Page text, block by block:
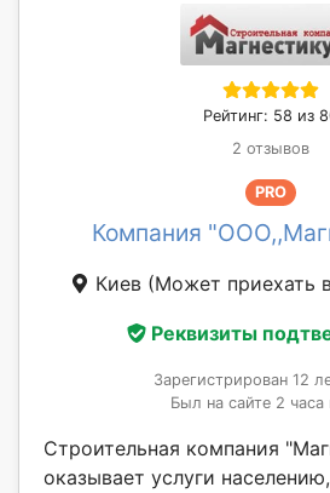
Рейтинг: 58 из
2 отзывов
PRO
Компания
Киев (Может приехать
Реквизиты
Зарегистрирован 12
Был на сайте 2 часа
Строительная компания
оказывает услуги